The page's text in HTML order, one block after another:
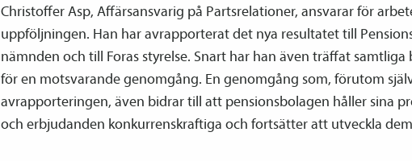
Christoffer Asp, Affärsansvarig på Partsrelationer, ansvarar för
uppföljningen. Han har avrapporterat det nya resultatet till
nämnden och till Foras styrelse. Snart har han även träffat samtliga
för en motsvarande genomgång. En genomgång som, förutom
avrapporteringen, även bidrar till att pensions­bolagen håller sina
och erbjudanden konkurrenskraftiga och fortsätter att utveckla